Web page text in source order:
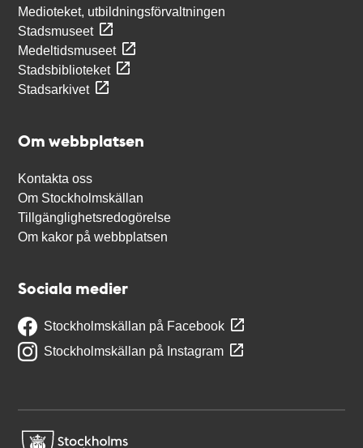
Medioteket, utbildningsförvaltningen
Stadsmuseet
Medeltidsmuseet
Stadsbiblioteket
Stadsarkivet
Om webbplatsen
Kontakta oss
Om Stockholmskällan
Tillgänglighetsredogörelse
Om kakor på webbplatsen
Sociala medier
Stockholmskällan på Facebook
Stockholmskällan på Instagram